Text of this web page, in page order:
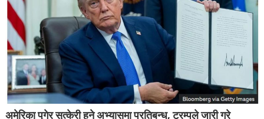
अमेरिका पुगेर सुत्केरी हुने अभ्यासमा प्रतिबन्ध, ट्रम्पले जारी गरे